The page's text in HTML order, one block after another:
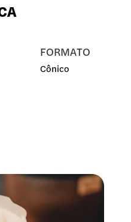
FORMATO
Cônico